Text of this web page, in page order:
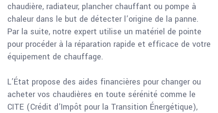
chaudière, radiateur, plancher chauffant ou pompe à
chaleur dans le but de détecter l’origine de la panne.
Par la suite, notre expert utilise un matériel de pointe
pour procéder à la réparation rapide et efficace de votre
équipement de chauffage.
L’État propose des aides financières pour changer ou
acheter vos chaudières en toute sérénité comme le
CITE (Crédit d'Impôt pour la Transition Énergétique),